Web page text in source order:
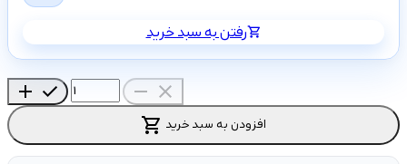
رفتن به سبد خریدshopping_cart
add check remove close
shopping_cart افزودن به سبد خرید